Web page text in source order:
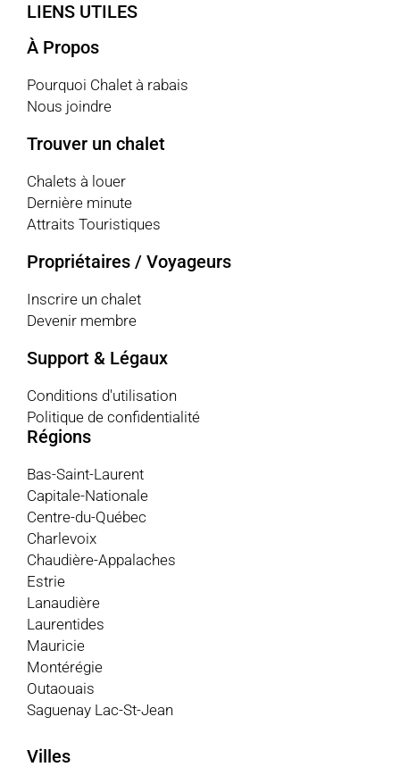
LIENS UTILES
À Propos
Pourquoi Chalet à rabais
Nous joindre
Trouver un chalet
Chalets à louer
Dernière minute
Attraits Touristiques
Propriétaires / Voyageurs
Inscrire un chalet
Devenir membre
Support & Légaux
Conditions d'utilisation
Politique de confidentialité
Régions
Bas-Saint-Laurent
Capitale-Nationale
Centre-du-Québec
Charlevoix
Chaudière-Appalaches
Estrie
Lanaudière
Laurentides
Mauricie
Montérégie
Outaouais
Saguenay Lac-St-Jean
Villes